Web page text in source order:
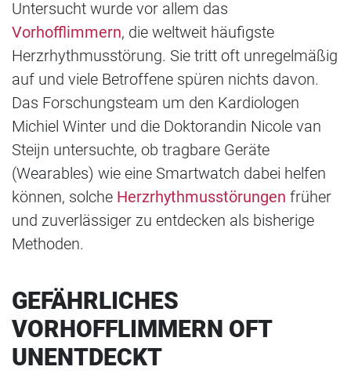
Untersucht wurde vor allem das
Vorhofflimmern, die weltweit häufigste
Herzrhythmusstörung. Sie tritt oft unregelmäßig
auf und viele Betroffene spüren nichts davon.
Das Forschungsteam um den Kardiologen
Michiel Winter und die Doktorandin Nicole van
Steijn untersuchte, ob tragbare Geräte
(Wearables) wie eine Smartwatch dabei helfen
können, solche Herzrhythmusstörungen früher
und zuverlässiger zu entdecken als bisherige
Methoden.
GEFÄHRLICHES
VORHOFFLIMMERN OFT
UNENTDECKT